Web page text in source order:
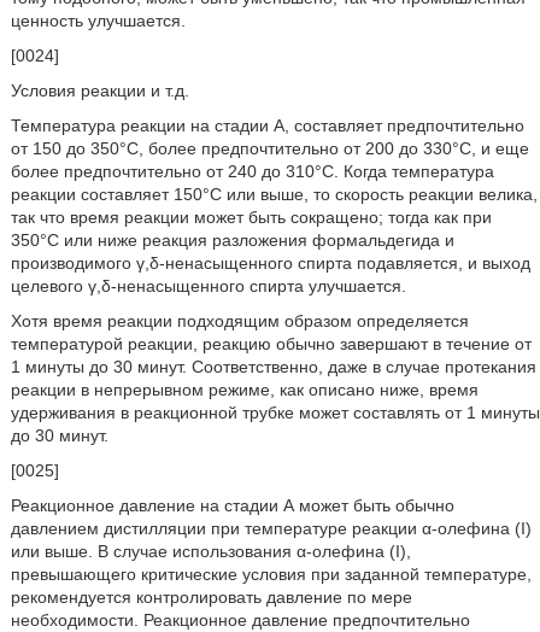
ценность улучшается.
[0024]
Условия реакции и т.д.
Температура реакции на стадии А, составляет предпочтительно
от 150 до 350°С, более предпочтительно от 200 до 330°С, и еще
более предпочтительно от 240 до 310°С. Когда температура
реакции составляет 150°С или выше, то скорость реакции велика,
так что время реакции может быть сокращено; тогда как при
350°C или ниже реакция разложения формальдегида и
производимого γ,δ-ненасыщенного спирта подавляется, и выход
целевого γ,δ-ненасыщенного спирта улучшается.
Хотя время реакции подходящим образом определяется
температурой реакции, реакцию обычно завершают в течение от
1 минуты до 30 минут. Соответственно, даже в случае протекания
реакции в непрерывном режиме, как описано ниже, время
удерживания в реакционной трубке может составлять от 1 минуты
до 30 минут.
[0025]
Реакционное давление на стадии А может быть обычно
давлением дистилляции при температуре реакции α-олефина (I)
или выше. В случае использования α-олефина (I),
превышающего критические условия при заданной температуре,
рекомендуется контролировать давление по мере
необходимости. Реакционное давление предпочтительно